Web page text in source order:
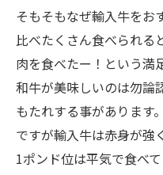
そもそもなぜ輸入牛をお
比べたくさん食べられる
肉を食べたー！という満
和牛が美味しいのは勿論
もたれする事があります。
ですが輸入牛は赤身が強
1ポンド位は平気で食べて